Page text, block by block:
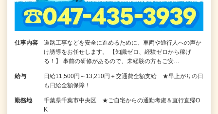
仕事内容
道路工事などを安全に進めるために、車両や通行人への声か
け誘導をお任せします。 【知識ゼロ、経験ゼロから稼げ
る！】 事前の研修があるので、未経験の方もご安…
給与
日給11,500円～13,210円＋交通費全額支給 ★早上がりの日
も日給全額保障！
勤務地
千葉県千葉市中央区 ★ご自宅からの通勤考慮＆直行直帰O
K